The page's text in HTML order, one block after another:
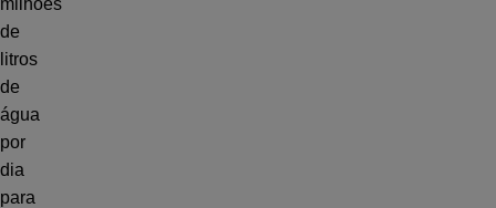
milhões
de
litros
de
água
por
dia
para